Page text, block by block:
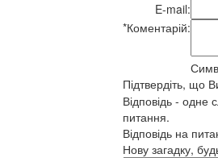
E-mail:
*Коментарій:
Підтвердіть, що
Відповідь - одне
питання.
Відповідь на
Нову загадку,